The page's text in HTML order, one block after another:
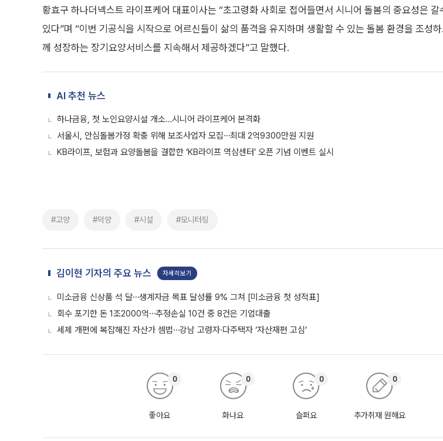
황효구 하나더넥스트 라이프케어 대표이사는 “초고령화 사회로 접어들면서 시니어 돌봄의 중요성은 갈
있다”며 “이번 기공식을 시작으로 어르신들이 삶의 품격을 유지하며 생활할 수 있는 돌봄 환경을 조성
께 성장하는 장기요양서비스를 지속해서 제공하겠다”고 말했다.
AI 추천 뉴스
하나금융, 첫 노인요양시설 개소…시니어 라이프케어 본격화
서울시, 안심돌봄가정 확충 위해 보조사업자 모집⋯최대 2억9300만원 지원
KB라이프, 보험과 요양돌봄을 결합한 ‘KB라이프 역삼센터’ 오픈 기념 이벤트 실시
#고양 #덕양 #시설 #모니터링
김이현 기자의 주요 뉴스 자세히보기
미소금융 신상품 석 달⋯생계자금 목표 달성률 9% 그쳐 [미소금융 첫 성적표]
회수 포기한 돈 1조2000억⋯추정손실 10건 중 8건은 기업대출
세제 개편에 복잡해진 자산가 셈법⋯강남 고령자·다주택자 ‘자산재편 고심’
좋아요
0
화나요
0
슬퍼요
0
추가취재 원해요
0